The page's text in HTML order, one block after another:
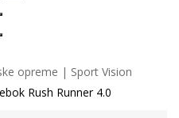
opreme | Sport Vision
Rush Runner 4.0